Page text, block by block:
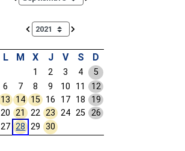
L M X J V S D
1 2 3 4
5
6
7 8 9 10 11
12
13
14 15 16 17 18
19
20
21 22 23 24 25 26
27 28 29 30